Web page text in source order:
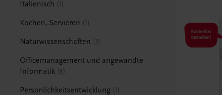
Italienisch 1
Kochen, Servieren 1
Naturwissenschaften 3
Officemanagement und angewandte
Informatik 8
Persönlichkeitsentwicklung 1